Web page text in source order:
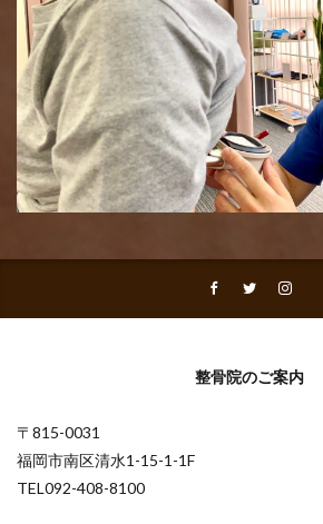
整骨院のご案内
〒815-0031
福岡市南区清水1-15-1-1F
TEL092-408-8100